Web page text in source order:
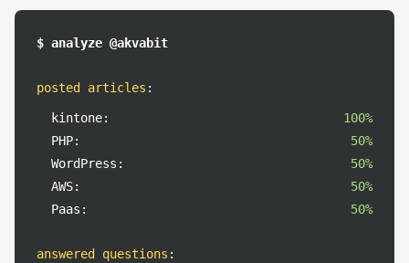
$ analyze @akvabit
posted articles :
kintone:
100%
PHP:
50%
WordPress:
50%
AWS:
50%
Paas:
50%
answered questions :